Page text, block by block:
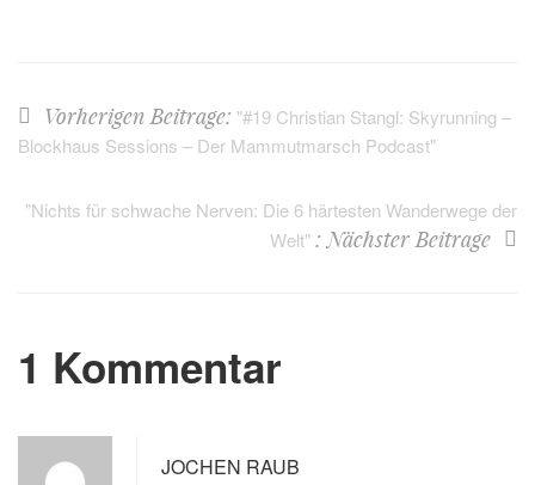
Vorherigen Beitrage: "#19 Christian Stangl: Skyrunning –
Blockhaus Sessions – Der Mammutmarsch Podcast"
"Nichts für schwache Nerven: Die 6 härtesten Wanderwege der
Welt": Nächster Beitrage
1 Kommentar
JOCHEN RAUB